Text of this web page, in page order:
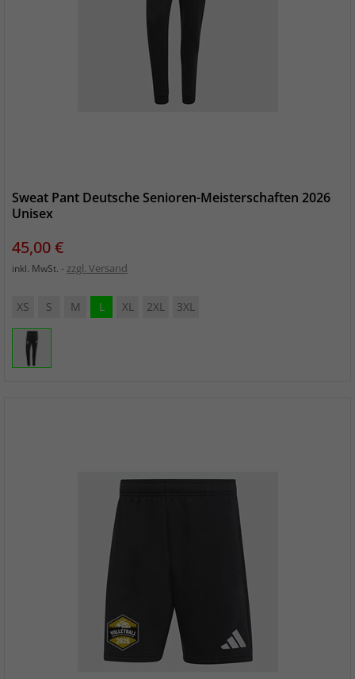
Sweat Pant Deutsche Senioren-Meisterschaften 2026
Unisex
Preis
45,00 €
inkl. MwSt. zzgl. Versand
XS S M L XL 2XL 3XL